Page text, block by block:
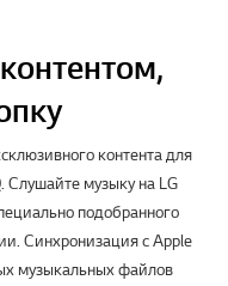
контента для
Слушайте музыку на LG
подобранного
Синхронизация с Apple
музыкальных файлов